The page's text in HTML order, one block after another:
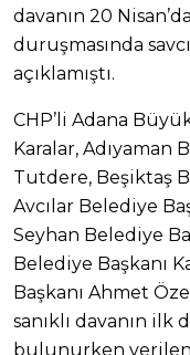
davanın 20
duruşmasında
açıklamıştı.
CHP’li Adana
Karalar, Adıyaman
Tutdere, Beşiktaş
Avcılar Belediye
Seyhan Belediye
Belediye Başkanı
Başkanı Ahmet
sanıklı davanın
bulunurken